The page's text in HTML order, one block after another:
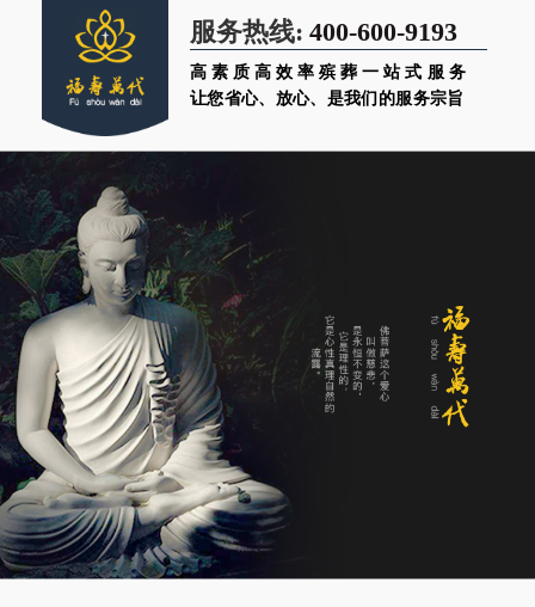
服务热线: 400-600-9193
高素质高效率殡葬一站式服务
让您省心、放心、是我们的服务宗旨